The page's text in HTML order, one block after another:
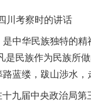
考察时的讲话
华民族独特的精
是民族作为民族所
蓝缕，跋山涉水，
届中央政治局第